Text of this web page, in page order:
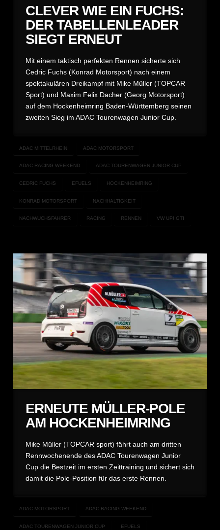
CLEVER WIE EIN FUCHS:
DER TABELLENLEADER
SIEGT ERNEUT
Mit einem taktisch perfekten Rennen sicherte sich
Cedric Fuchs (Konrad Motorsport) nach einem
spektakulären Dreikampf mit Mike Müller (TOPCAR
Sport) und Maxim Felix Dacher (Georg Motorsport)
auf dem Hockenheimring Baden-Württemberg seinen
zweiten Sieg im ADAC Tourenwagen Junior Cup.
ADAC MITTELRHEIN ADAC MOTORSPORT
ADAC RACING WEEKEND ADAC TOURENWAGEN JUNIOR CUP
CEDRIC FUCHS EFUELS HOCKENHEIMRING
KONRAD MOTORSPORT NACHHALTIGKEIT
NACHWUCHSFAHRER RACING RENNEN VW UP! GTI
ERNEUTE MÜLLER-POLE
AM HOCKENHEIMRING
Mike Müller (TOPCAR sport) fährt auch am dritten
Rennwochenende des ADAC Tourenwagen Junior
Cup die Bestzeit im ersten Zeittraining und sichert sich
damit die Pole-Position für das erste Rennen.
ADAC MOTORSPORT ADAC RACING WEEKEND
ADAC TOURENWAGEN JUNIOR CUP EFUELS